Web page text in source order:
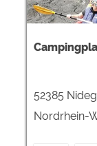
52385
Nordrhein-